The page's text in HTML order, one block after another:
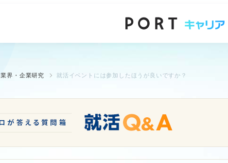
業界・企業研究 就活イベントには参加したほうが良いですか？